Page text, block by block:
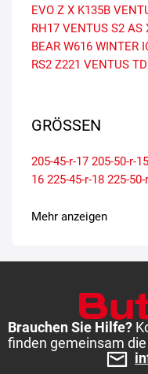
EVO Z X K135B
RH17 VENTUS S2 AS
BEAR W616 WINTER
RS2 Z221 VENTUS TD
GRÖSSEN
205-45-r-17 205-50-r-15
16 225-45-r-18 225-50-
Mehr anzeigen
Brauchen Sie Hilfe?
finden gemeinsam